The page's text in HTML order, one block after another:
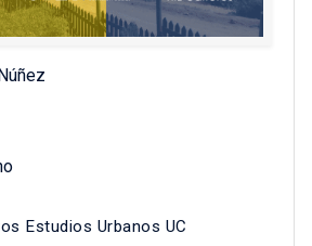
Estudios Urbanos UC